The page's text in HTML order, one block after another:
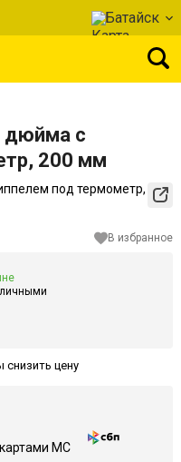
Батайск
дюйма с
200 мм
В избранное
снизить цену